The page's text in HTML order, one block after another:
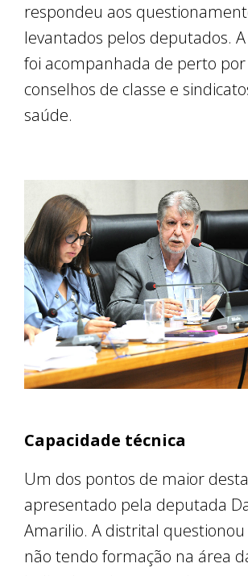
respondeu aos
levantados pelos deputados.
foi acompanhada de perto por
conselhos de classe e
saúde.
Capacidade técnica
Um dos pontos de maior
apresentado pela deputada
Amarilio. A distrital
não tendo formação na área